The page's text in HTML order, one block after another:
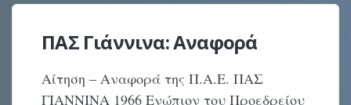
ΠΑΣ Γιάννινα: Αναφορά
Αίτηση – Αναφορά της Π.Α.Ε. ΠΑΣ
ΓΙΑΝΝΙΝΑ 1966 Ενώπιον του Προεδρείου